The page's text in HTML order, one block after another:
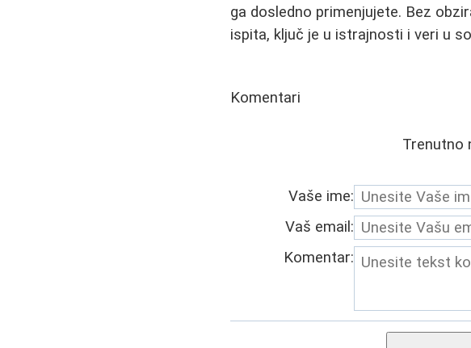
ga dosledno primenjujete. Bez
ispita, ključ je u istrajnosti i veri u
Komentari
Trenutno
Vaše ime:
Vaš email:
Komentar: